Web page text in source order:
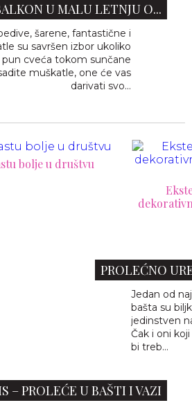
U MALU LETNJU O...
šarene, fantastične i
su savršen izbor ukoliko
cveća tokom sunčane
muškatle, one će vas
darivati svo...
Kako
na
PROLEĆNO
Jedan od
bašta su
jedinstven
Čak i oni
bi treb...
– PROLEĆE U BAŠTI I VAZI